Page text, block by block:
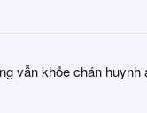
vẫn khỏe chán